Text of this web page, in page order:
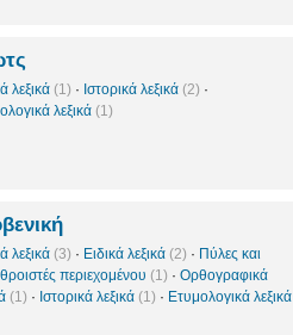
λεξικά (1) · Ιστορικά λεξικά (2) ·
λεξικά (1)
λεξικά (3) · Ειδικά λεξικά (2) · Πύλες και
περιεχομένου (1) · Ορθογραφικά
(1) · Ιστορικά λεξικά (1) · Ετυμολογικά λεξικά